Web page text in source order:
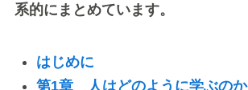
系的にまとめています。
はじめに
第1章 人はどのように学ぶのか